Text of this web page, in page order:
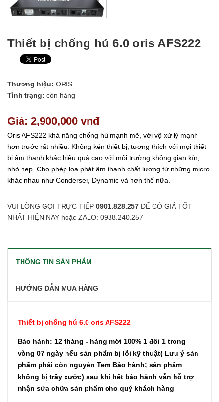
Thiết bị chống hú 6.0 oris AFS222
Thương hiệu: ORIS
Tình trạng: còn hàng
Giá: 2,900,000 vnđ
Oris AFS222 khả năng chống hú mạnh mẽ, với vộ xử lý mạnh
hơn trước rất nhiều. Không kén thiết bị, tương thích với mọi thiết
bị âm thanh khác hiệu quả cao với môi trường không gian kín,
nhỏ hẹp. Cho phép loa phát âm thanh chất lượng từ những micro
khác nhau như Conderser, Dynamic và hơn thế nữa.
VUI LÒNG GỌI TRỰC TIẾP 0901.828.257 ĐỂ CÓ GIÁ TỐT
NHẤT HIỆN NAY hoặc ZALO: 0938.240.257
THÔNG TIN SẢN PHẨM
HƯỚNG DẪN MUA HÀNG
Thiết bị chống hú 6.0 oris AFS222
Bảo hành: 12 tháng - hàng mới 100% 1 đổi 1 trong
vòng 07 ngày nếu sản phẩm bị lỗi kỹ thuật( Lưu ý sản
phẩm phải còn nguyên Tem Bảo hành; sản phẩm
không bị trầy xước) sau khi hết bảo hành vẫn hỗ trợ
nhận sửa chữa sản phẩm cho quý khách hàng.